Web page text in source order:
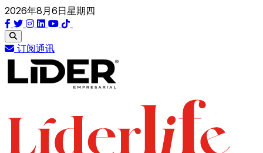
2026年8月6日星期四
订阅通讯